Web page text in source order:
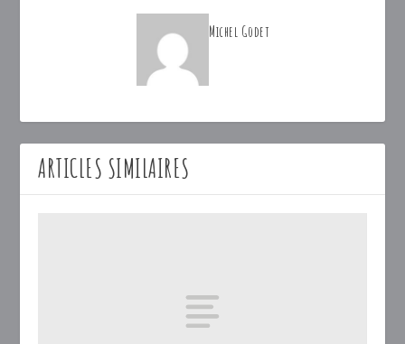
Michel Godet
ARTICLES SIMILAIRES